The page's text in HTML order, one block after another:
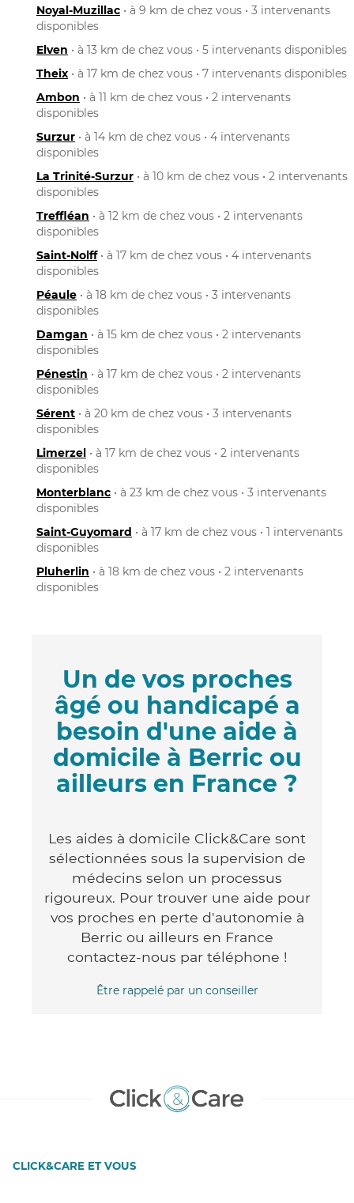
Noyal-Muzillac • à 9 km de chez vous • 3 intervenants
disponibles
Elven • à 13 km de chez vous • 5 intervenants disponibles
Theix • à 17 km de chez vous • 7 intervenants disponibles
Ambon • à 11 km de chez vous • 2 intervenants
disponibles
Surzur • à 14 km de chez vous • 4 intervenants
disponibles
La Trinité-Surzur • à 10 km de chez vous • 2 intervenants
disponibles
Treffléan • à 12 km de chez vous • 2 intervenants
disponibles
Saint-Nolff• à 17 km de chez vous • 4 intervenants
disponibles
Péaule • à 18 km de chez vous • 3 intervenants
disponibles
Damgan • à 15 km de chez vous • 2 intervenants
disponibles
Pénestin • à 17 km de chez vous • 2 intervenants
disponibles
Sérent • à 20 km de chez vous • 3 intervenants
disponibles
Limerzel • à 17 km de chez vous • 2 intervenants
disponibles
Monterblanc • à 23 km de chez vous • 3 intervenants
disponibles
Saint-Guyomard • à 17 km de chez vous • 1 intervenants
disponibles
Pluherlin • à 18 km de chez vous • 2 intervenants
disponibles
Un de vos proches
âgé ou handicapé a
besoin d'une aide à
domicile à Berric ou
ailleurs en France ?
Les aides à domicile Click&Care sont
sélectionnées sous la supervision de
médecins selon un processus
rigoureux. Pour trouver une aide pour
vos proches en perte d'autonomie à
Berric ou ailleurs en France
contactez-nous par téléphone !
Être rappelé par un conseiller
CLICK&CARE ET VOUS